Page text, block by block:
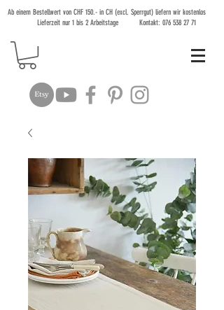
Ab einem Bestellwert von CHF 150.- in CH (excl. Sperrgut) liefern wir kostenlos
Lieferzeit nur 1 bis 2 Arbeitstage Kontakt: 076 538 27 71